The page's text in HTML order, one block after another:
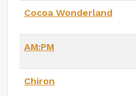
Cocoa Wonderland
AM:PM
Chiron